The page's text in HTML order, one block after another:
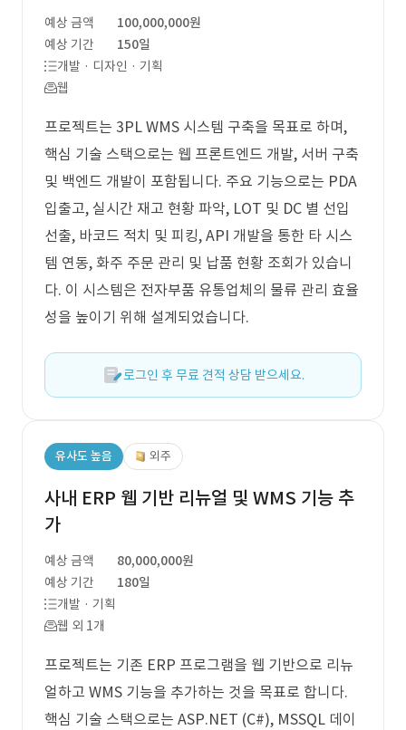
예상 금액
100,000,000원
예상 기간
150일
개발 · 디자인 · 기획
웹
프로젝트는 3PL WMS 시스템 구축을 목표로 하며,
핵심 기술 스택으로는 웹 프론트엔드 개발, 서버 구축
및 백엔드 개발이 포함됩니다. 주요 기능으로는 PDA
입출고, 실시간 재고 현황 파악, LOT 및 DC 별 선입
선출, 바코드 적치 및 피킹, API 개발을 통한 타 시스
템 연동, 화주 주문 관리 및 납품 현황 조회가 있습니
다. 이 시스템은 전자부품 유통업체의 물류 관리 효율
성을 높이기 위해 설계되었습니다.
로그인 후 무료 견적 상담 받으세요.
유사도 높음 외주
사내 ERP 웹 기반 리뉴얼 및 WMS 기능 추
가
예상 금액
80,000,000원
예상 기간
180일
개발 · 기획
웹 외 1개
프로젝트는 기존 ERP 프로그램을 웹 기반으로 리뉴
얼하고 WMS 기능을 추가하는 것을 목표로 합니다.
핵심 기술 스택으로는 ASP.NET (C#), MSSQL 데이